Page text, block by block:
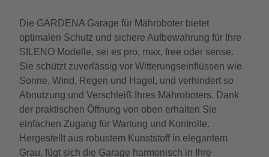
Die GARDENA Garage für Mähroboter bietet
optimalen Schutz und sichere Aufbewahrung für Ihre
SILENO Modelle, sei es pro, max, free oder sense.
Sie schützt zuverlässig vor Witterungseinflüssen wie
Sonne, Wind, Regen und Hagel, und verhindert so
Abnutzung und Verschleiß Ihres Mähroboters. Dank
der praktischen Öffnung von oben erhalten Sie
einfachen Zugang für Wartung und Kontrolle.
Hergestellt aus robustem Kunststoff in elegantem
Grau, fügt sich die Garage harmonisch in Ihre